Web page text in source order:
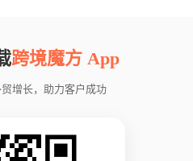
跨境魔方 App
增长，助力客户成功